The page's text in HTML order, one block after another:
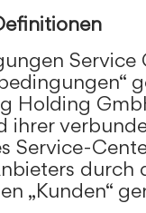
Service
Holding
ihrer
Service-
durch
„Kunden“